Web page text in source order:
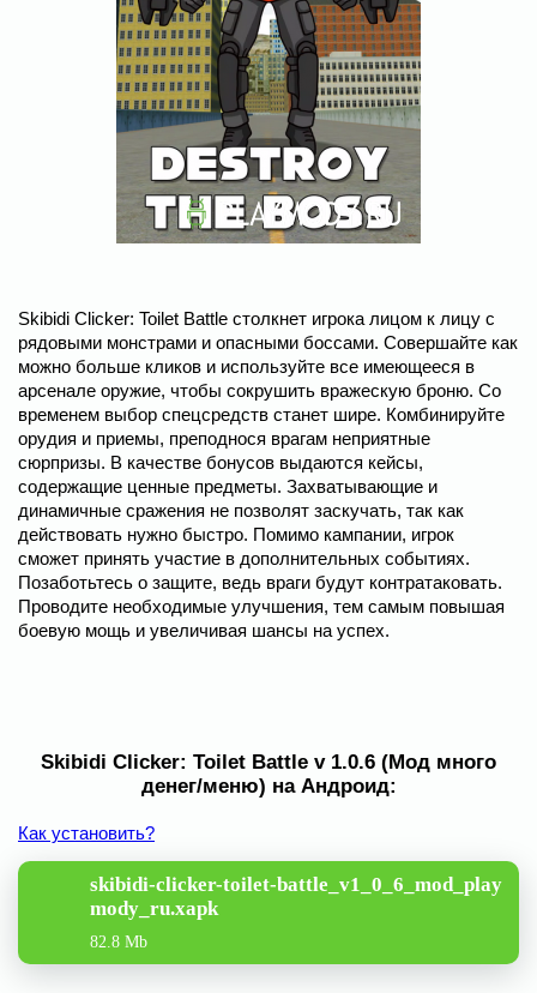
Skibidi Clicker: Toilet Battle столкнет игрока лицом к лицу с
рядовыми монстрами и опасными боссами. Совершайте как
можно больше кликов и используйте все имеющееся в
арсенале оружие, чтобы сокрушить вражескую броню. Со
временем выбор спецсредств станет шире. Комбинируйте
орудия и приемы, преподнося врагам неприятные
сюрпризы. В качестве бонусов выдаются кейсы,
содержащие ценные предметы. Захватывающие и
динамичные сражения не позволят заскучать, так как
действовать нужно быстро. Помимо кампании, игрок
сможет принять участие в дополнительных событиях.
Позаботьтесь о защите, ведь враги будут контратаковать.
Проводите необходимые улучшения, тем самым повышая
боевую мощь и увеличивая шансы на успех.
Skibidi Clicker: Toilet Battle v 1.0.6 (Мод много
денег/меню) на Андроид:
Как установить?
skibidi-clicker-toilet-battle_v1_0_6_mod_play
mody_ru.xapk
82.8 Mb